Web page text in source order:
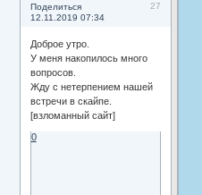
Поделиться
27
12.11.2019 07:34
Доброе утро.
У меня накопилось много
вопросов.
Жду с нетерпением нашей
встречи в скайпе.
[взломанный сайт]
0